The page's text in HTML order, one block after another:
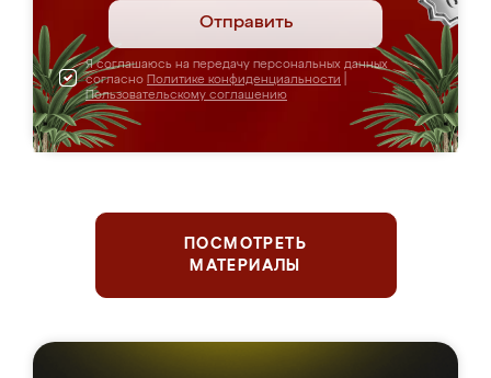
Отправить
Я соглашаюсь на передачу персональных данных
согласно Политике конфиденциальности
Пользовательскому соглашению
ПОСМОТРЕТЬ
МАТЕРИАЛЫ